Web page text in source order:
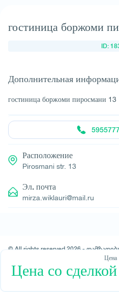
гостиница боржоми
ID:
Дополнительная
гостиница боржоми пиросмани 13
Цена
Цена со сделкой
Расположение
Pirosmani str. 13
Эл. почта
mirza.wiklauri@mail.ru
© All rights reserved 2026 -